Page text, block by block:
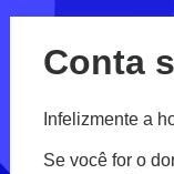
Conta
Infelizmente a
Se você for o